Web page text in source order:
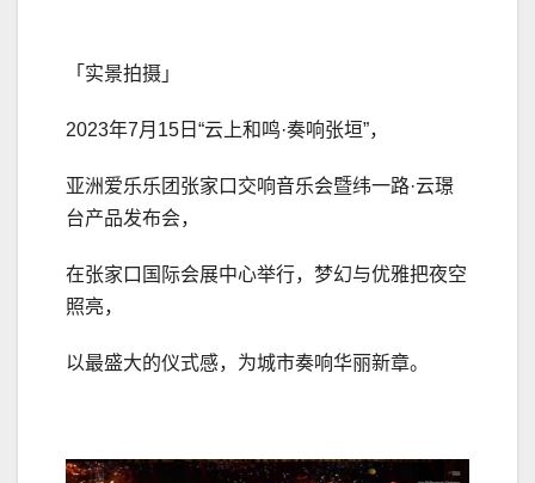
「实景拍摄」
2023年7月15日“云上和鸣·奏响张垣”，
亚洲爱乐乐团张家口交响音乐会暨纬一路·云璟
台产品发布会，
在张家口国际会展中心举行，梦幻与优雅把夜空
照亮，
以最盛大的仪式感，为城市奏响华丽新章。